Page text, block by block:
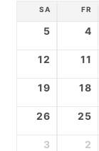
FR
SA
4
5
11
12
18
19
25
26
2
3